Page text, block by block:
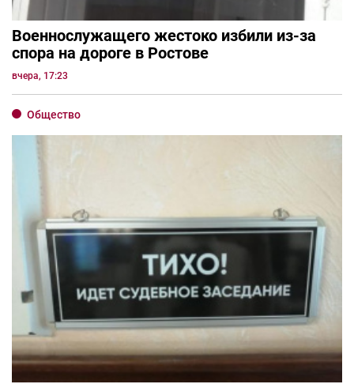
Военнослужащего жестоко избили из-за
спора на дороге в Ростове
вчера, 17:23
Общество